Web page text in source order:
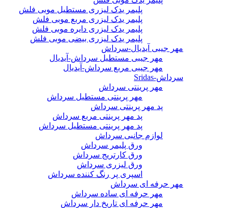
پلیمر یدک لیزری مستطیل موبی فلش
پلیمر یدک لیزری مربع موبی فلش
پلیمر یدک لیزری دایره موبی فلش
پلیمر یدک لیزری بیضی موبی فلش
مهر جیبی آیدیال-سرداش
مهر جیبی مستطیل سرداش-آیدیال
مهر جیبی مربع سرداش-آیدیال
سرداش-Sridas
مهر پرینتی سرداش
مهر پرینتی مستطیل سرداش
پد مهر پرینتی سرداش
پد مهر پرینتی مربع سرداش
پد مهر پرینتی مستطیل سرداش
لوازم جانبی سرداش
ورق پلیمر سرداش
ورق کارتریج سرداش
ورق لیزری سرداش
اسپری پر رنگ کننده سرداش
مهر حرفه ای سرداش
مهر حرفه ای ساده سرداش
مهر حرفه ای تاریخ دار سرداش